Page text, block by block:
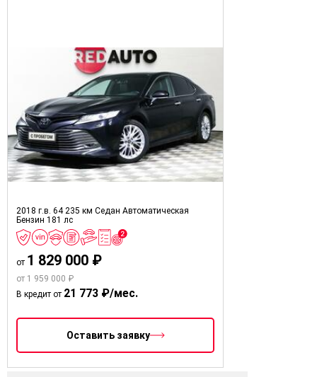
2018 г.в. 64 235 км Седан Автоматическая
Бензин 181 лс
от 1 829 000 ₽
от 1 959 000 ₽
В кредит от 21 773 ₽/мес.
Оставить заявку